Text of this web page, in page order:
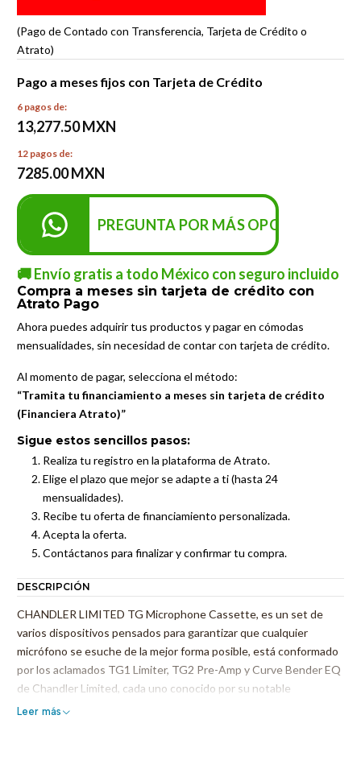
(Pago de Contado con Transferencia, Tarjeta de Crédito o
Atrato)
Pago a meses fijos con Tarjeta de Crédito
6 pagos de:
13,277.50 MXN
12 pagos de:
7285.00 MXN
PREGUNTA POR MÁS OPCIONES DE
🚚 Envío gratis a todo México con seguro incluido
Compra a meses sin tarjeta de crédito con
Atrato Pago
Ahora puedes adquirir tus productos y pagar en cómodas
mensualidades, sin necesidad de contar con tarjeta de crédito.
Al momento de pagar, selecciona el método:
“Tramita tu financiamiento a meses sin tarjeta de crédito
(Financiera Atrato)”
Sigue estos sencillos pasos:
Realiza tu registro en la plataforma de Atrato.
Elige el plazo que mejor se adapte a ti (hasta 24
mensualidades).
Recibe tu oferta de financiamiento personalizada.
Acepta la oferta.
Contáctanos para finalizar y confirmar tu compra.
DESCRIPCIÓN
CHANDLER LIMITED TG Microphone Cassette, es un set de
varios dispositivos pensados para garantizar que cualquier
micrófono se esuche de la mejor forma posible, está conformado
por los aclamados TG1 Limiter, TG2 Pre-Amp y Curve Bender EQ
de Chandler Limited, cada uno conocido por su notable
reproducción del sonido EMI TG, se han combinado para formar
Leer más